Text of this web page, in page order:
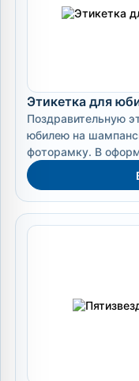
Этикетка для
Поздравительную
юбилею на
фоторамку. В